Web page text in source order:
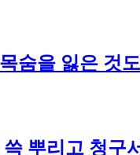
숨을 잃은 것
뿌리고 청